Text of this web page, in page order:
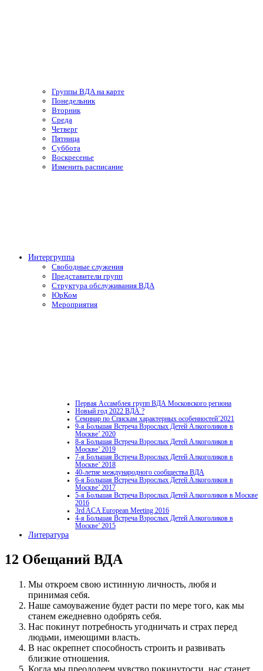
Группы ВДА на карте
Понедельник
Вторник
Среда
Четверг
Пятница
Суббота
Воскресенье
Изменить расписание
Интергруппа
Свободные служения
Представители групп
Структура обслуживания ВДА
ЮрКом
Мероприятия
Первая Ассамблея групп ВДА Московского региона
Новый год 2022 ВДА ?
Семинар по Спискам характерных особенностей’2021
9-я Большая Встреча Взрослых Детей Алкоголиков в
Москве’ 2020
8-я Большая Встреча Взрослых Детей Алкоголиков в
Москве’ 2019
7-я Большая Встреча Взрослых Детей Алкоголиков в
Москве’ 2018
40-летие международного сообщества ВДА
6-я Большая Встреча Взрослых Детей Алкоголиков в
Москве’ 2017
5-я Большая Встреча Взрослых Детей Алкоголиков в Москве
2016
3rd ACA European Meeting 2016
4-я Большая Встреча Взрослых Детей Алкоголиков в
Москве’ 2015
Литература
12 Обещаний ВДА
Мы откроем свою истинную личность, любя и
принимая себя.
Наше самоуважение будет расти по мере того, как мы
станем ежедневно одобрять себя.
Нас покинут потребность угодничать и страх перед
людьми, имеющими власть.
В нас окрепнет способность строить и развивать
близкие отношения.
Когда мы преодолеем чувство покинутости, нас станет